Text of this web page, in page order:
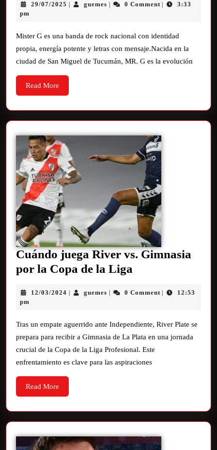
29/07/2025 guemes 0 Comment
3:33
pm
Mister G es una banda de rock nacional con identidad
propia, energía potente y letras con mensaje.Nacida en la
ciudad de San Miguel de Tucumán, MR. G es la evolución
Read More
Cuándo juega River vs. Gimnasia
por la Copa de la Liga
12/03/2024 guemes 0 Comment
12:53
pm
Tras un empate aguerrido ante Independiente, River Plate se
prepara para recibir a Gimnasia de La Plata en una jornada
crucial de la Copa de la Liga Profesional. Este
enfrentamiento es clave para las aspiraciones
Read More